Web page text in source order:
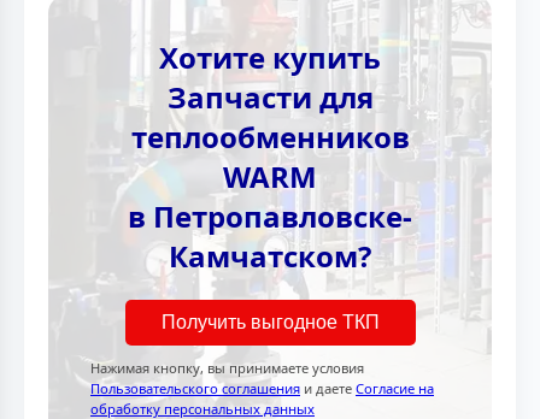
Хотите купить
Запчасти для
теплообменников
WARM
в Петропавловске-
Камчатском?
Получить выгодное ТКП
Нажимая кнопку, вы принимаете условия
Пользовательского соглашения и даете Согласие на
обработку персональных данных